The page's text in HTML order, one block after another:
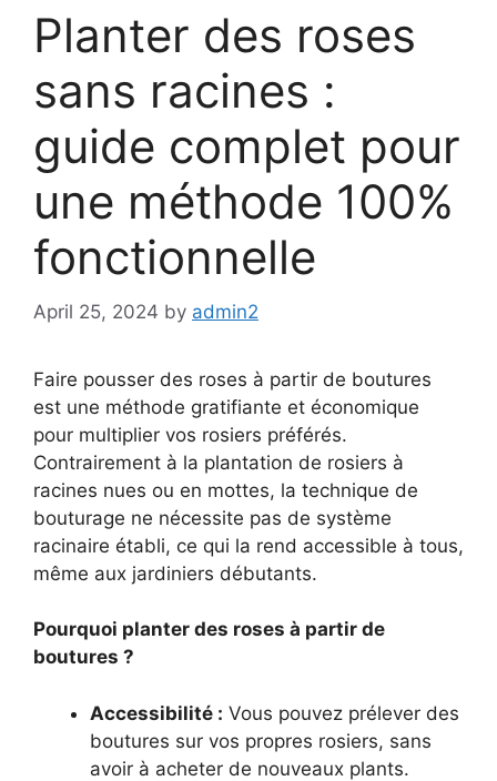
Planter des roses
sans racines :
guide complet pour
une méthode 100%
fonctionnelle
April 25, 2024 by admin2
Faire pousser des roses à partir de boutures
est une méthode gratifiante et économique
pour multiplier vos rosiers préférés.
Contrairement à la plantation de rosiers à
racines nues ou en mottes, la technique de
bouturage ne nécessite pas de système
racinaire établi, ce qui la rend accessible à tous,
même aux jardiniers débutants.
Pourquoi planter des roses à partir de
boutures ?
Accessibilité : Vous pouvez prélever des
boutures sur vos propres rosiers, sans
avoir à acheter de nouveaux plants.